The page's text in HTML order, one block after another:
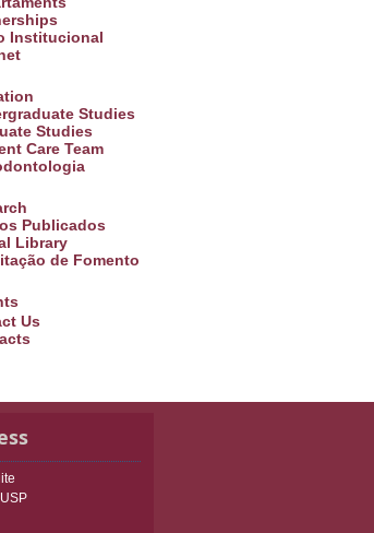
Institucional
Studies
Studies
Care Team
Publicados
Library
de Fomento
Us